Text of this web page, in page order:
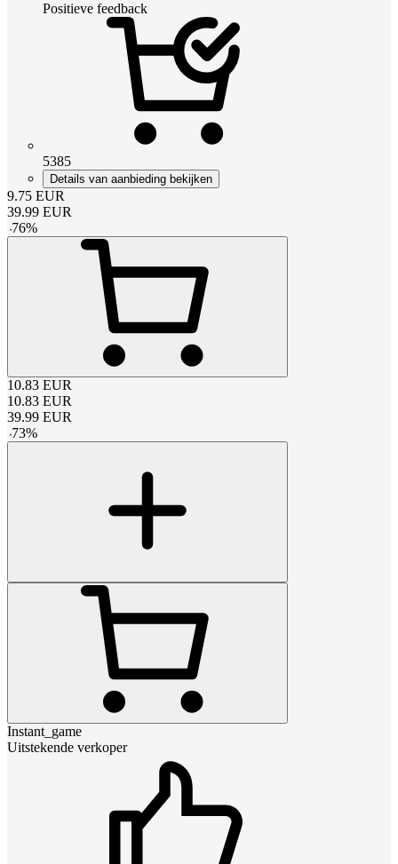
Positieve feedback
5385
Details van aanbieding bekijken
9.75 EUR
39.99 EUR
-76%
10.83 EUR
10.83 EUR
39.99 EUR
-73%
Instant_game
Uitstekende verkoper